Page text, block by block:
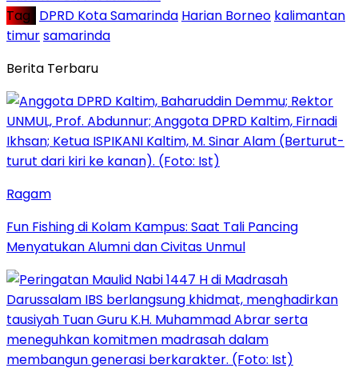
Tag : DPRD Kota Samarinda Harian Borneo kalimantan
timursamarinda
Berita Terbaru
Ragam
Fun Fishing di Kolam Kampus: Saat Tali Pancing
Menyatukan Alumni dan Civitas Unmul